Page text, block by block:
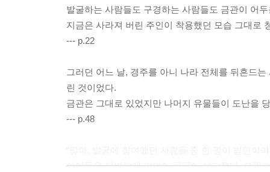
발굴하는 사람들도 구경하는 사람들도 금관이 어
지금은 사라져 버린 주인이 착용했던 모습 그대로
--- p.22
그러던 어느 날, 경주를 아니 나라 전체를 뒤흔드
린 것이었다.
금관은 그대로 있었지만 나머지 유물들이 도난을
--- p.48
아이들은 담벼락에 기대어 곰곰이 생각했다. 오월